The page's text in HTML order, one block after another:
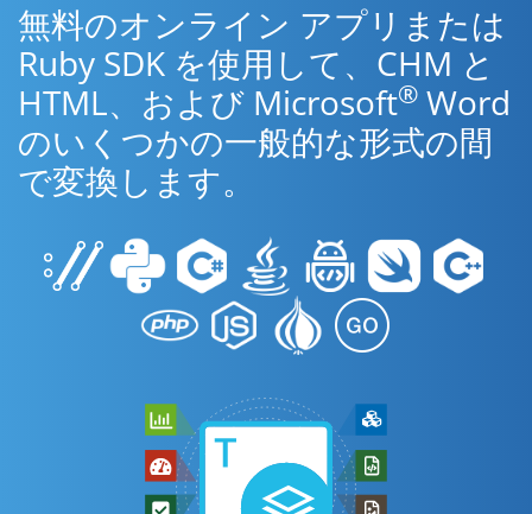
無料のオンライン アプリまたは
Ruby SDK を使用して、CHM と
HTML、および Microsoft® Word
のいくつかの一般的な形式の間
で変換します。